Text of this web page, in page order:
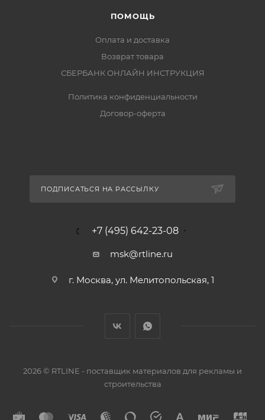
ПОМОЩЬ
Оплата и доставка
Возврат товара
СБЕРБАНК ОНЛАЙН ИНСТРУКЦИЯ
Политика конфиденциальности
Договор-оферта
ПОДПИСАТЬСЯ НА РАССЫЛКУ
+7 (495) 642-23-08
msk@rtline.ru
г. Москва, ул. Мелитопольская, 1
2026 © RTLINE - поставщик материалов для рекламы и
строительства